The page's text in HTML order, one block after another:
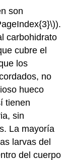
son
).
carbohidrato
cubre el
los
no
hueco
tienen
sin
La mayoría
larvas del
del cuerpo